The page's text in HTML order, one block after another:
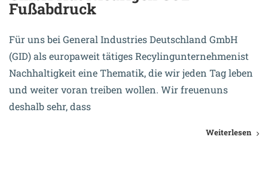
Fußabdruck
Für uns bei General Industries Deutschland GmbH
(GID) als europaweit tätiges Recylingunternehmenist
Nachhaltigkeit eine Thematik, die wir jeden Tag leben
und weiter voran treiben wollen. Wir freuenuns
deshalb sehr, dass
Weiterlesen